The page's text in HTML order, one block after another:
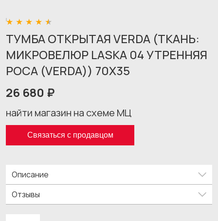
ТУМБА ОТКРЫТАЯ VERDA (ТКАНЬ:
МИКРОВЕЛЮР LASKA 04 УТРЕННЯЯ
РОСА (VERDA)) 70X35
26 680 ₽
найти магазин на схеме МЦ
Связаться с продавцом
Описание
Отзывы